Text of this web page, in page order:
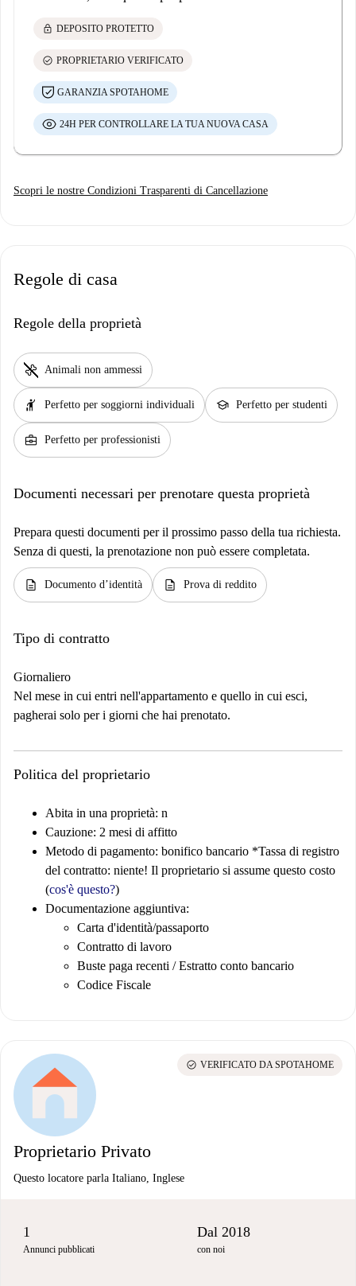
lock DEPOSITO PROTETTO
check_circle PROPRIETARIO VERIFICATO
GARANZIA SPOTAHOME
24H PER CONTROLLARE LA TUA NUOVA CASA
Scopri le nostre Condizioni Trasparenti di Cancellazione
Regole di casa
Regole della proprietà
pet_supplies Animali non ammessi
hail Perfetto per soggiorni individuali school Perfetto per studenti
business_center Perfetto per professionisti
Documenti necessari per prenotare questa proprietà
Prepara questi documenti per il prossimo passo della tua richiesta.
Senza di questi, la prenotazione non può essere completata.
description Documento d’identità description Prova di reddito
Tipo di contratto
Giornaliero
Nel mese in cui entri nell'appartamento e quello in cui esci,
pagherai solo per i giorni che hai prenotato.
Politica del proprietario
Abita in una proprietà: n
Cauzione: 2 mesi di affitto
Metodo di pagamento: bonifico bancario *Tassa di registro
del contratto: niente! Il proprietario si assume questo costo
(cos'è questo?)
Documentazione aggiuntiva:
Carta d'identità/passaporto
Contratto di lavoro
Buste paga recenti / Estratto conto bancario
Codice Fiscale
Proprietario Privato
Questo locatore parla Italiano, Inglese
check_circle VERIFICATO DA SPOTAHOME
1
Annunci pubblicati
Dal 2018
con noi